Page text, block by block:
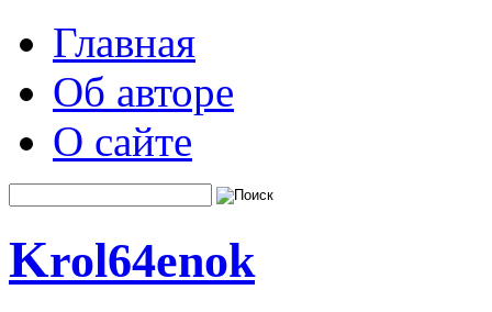
Главная
Об авторе
О сайте
Krol64enok